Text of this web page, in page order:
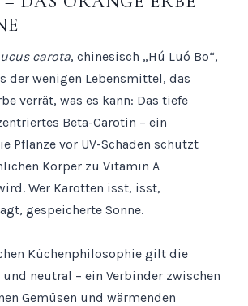
carota, chinesisch „Hú Luó Bo“,
der wenigen Lebensmittel, das
verrät, was es kann: Das tiefe
Beta-Carotin – ein
Pflanze vor UV-Schäden schützt
Körper zu Vitamin A
Wer Karotten isst, isst,
gespeicherte Sonne.
Küchenphilosophie gilt die
neutral – ein Verbinder zwischen
Gemüsen und wärmenden